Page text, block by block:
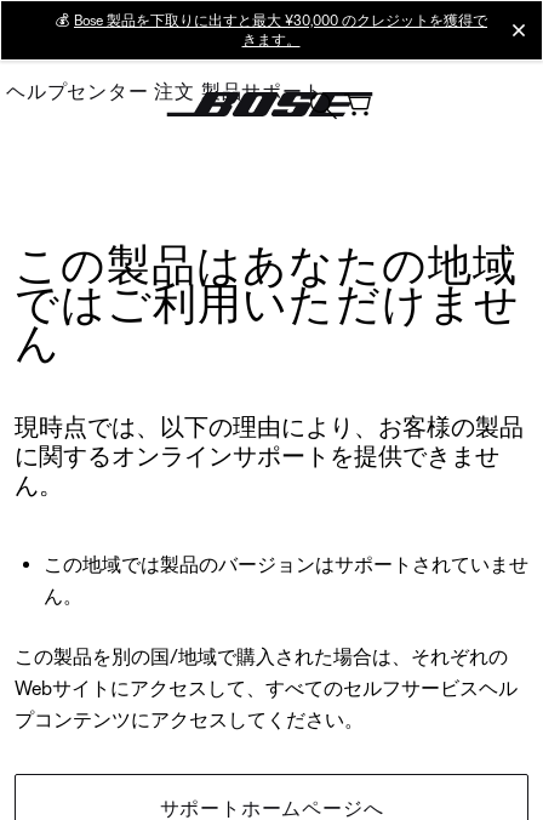
Main
💰 Bose 製品を下取りに出すと最大 ¥30,000 のクレジットを獲得で
きます。
ヘルプセンター 注文 製品サポート
この製品はあなたの地域
ではご利用いただけませ
ん
現時点では、以下の理由により、お客様の製品
に関するオンラインサポートを提供できませ
ん。
この地域では製品のバージョンはサポートされていませ
ん。
この製品を別の国/地域で購入された場合は、それぞれの
Webサイトにアクセスして、すべてのセルフサービスヘル
プコンテンツにアクセスしてください。
サポートホームページへ